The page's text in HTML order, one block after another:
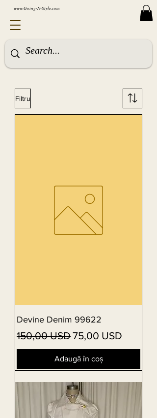
www.Going-N-Style.com
Filtru
Devine Denim 99622
Preț normal
150,00 USDPreț redus
75,00 USD
Adaugă în coș